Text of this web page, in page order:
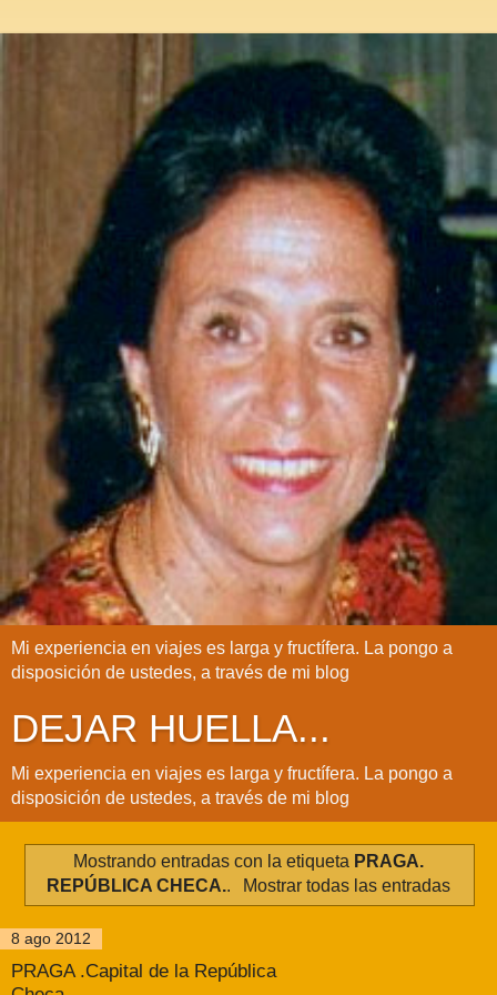
Mi experiencia en viajes es larga y fructífera. La pongo a
disposición de ustedes, a través de mi blog
DEJAR HUELLA...
Mi experiencia en viajes es larga y fructífera. La pongo a
disposición de ustedes, a través de mi blog
Mostrando entradas con la etiqueta PRAGA.
REPÚBLICA CHECA.. Mostrar todas las entradas
8 ago 2012
PRAGA .Capital de la República